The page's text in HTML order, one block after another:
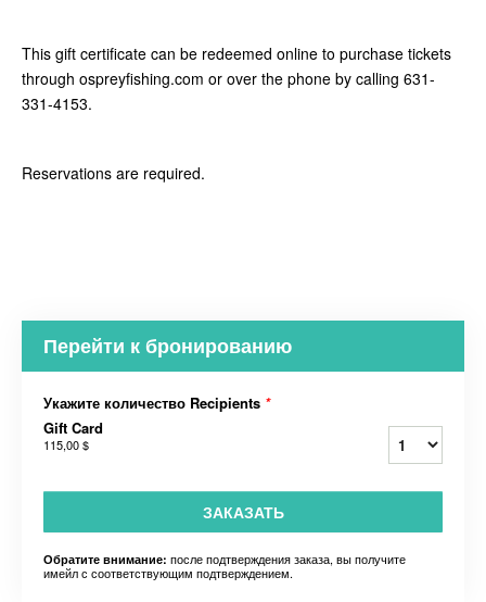
This gift certificate can be redeemed online to purchase tickets
through ospreyfishing.com or over the phone by calling 631-
331-4153.
Reservations are required.
Перейти к бронированию
Укажите количество Recipients *
Gift Card
115,00 $
ЗАКАЗАТЬ
Обратите внимание: после подтверждения заказа, вы получите
имейл с соответствующим подтверждением.